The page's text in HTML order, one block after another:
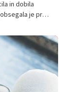
in dobila
je prb.